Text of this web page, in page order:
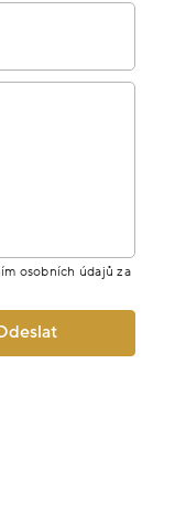
osobních údajů za